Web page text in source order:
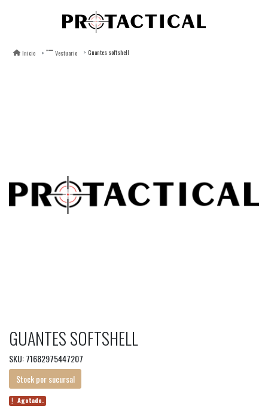
Inicio Vestuario Guantes softshell
GUANTES SOFTSHELL
SKU: 71682975447207
Stock por sucursal
Agotado.